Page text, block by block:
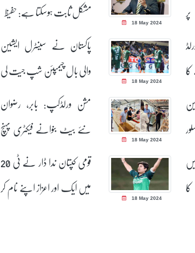
18 May 2024
مشکل ثابت ہوسکتا ہے: حفیظ
18 May 2024
پاکستان نے سینٹرل ایشین
والی بال چیمپئن شپ جیت لی
18 May 2024
مشن ورلڈکپ: بابر، رضوان
نئے بیٹ بنوانے فیکٹری پہنچ
گئے
18 May 2024
قومی کپتان ندا ڈار نے ٹی 20
میں ایک اور اعزاز اپنے نام کر